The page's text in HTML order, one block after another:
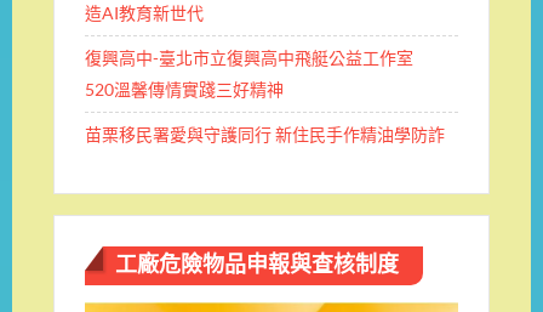
造AI教育新世代
復興高中-臺北市立復興高中飛艇公益工作室
520溫馨傳情實踐三好精神
苗栗移民署愛與守護同行 新住民手作精油學防詐
工廠危險物品申報與查核制度